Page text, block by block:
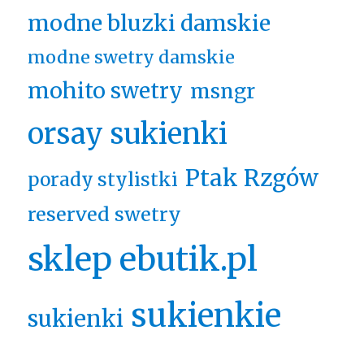
modne bluzki damskie
modne swetry damskie
mohito swetry msngr
orsay sukienki
porady stylistki Ptak Rzgów
reserved swetry
sklep ebutik.pl
sukienki sukienkie